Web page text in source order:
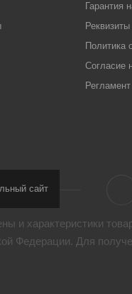
Гарантия
Реквизиты
Политика
Согласие
сайт
и характеристики
Федерации. Для